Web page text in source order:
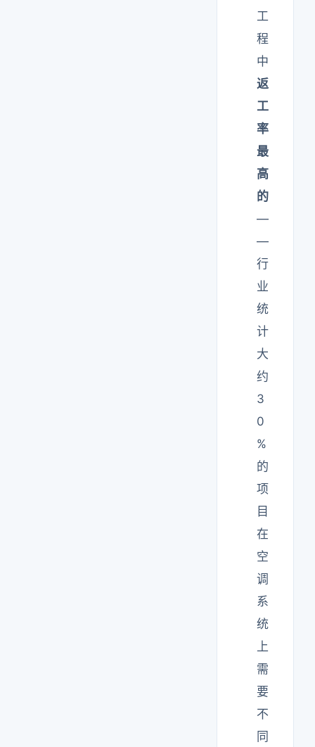
工
程
中
返
工
率
最
高
的
—
—
行
业
统
计
大
约
3
0
%
的
项
目
在
空
调
系
统
上
需
要
不
同